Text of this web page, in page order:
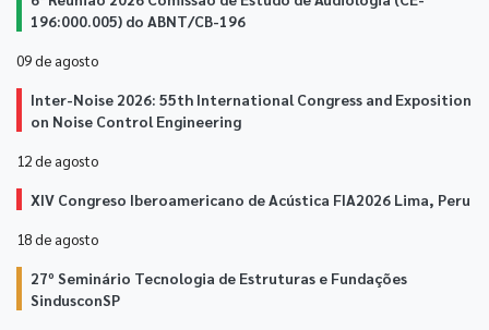
196:000.005) do ABNT/CB-196
09 de agosto
Inter-Noise 2026: 55th International Congress and Exposition
on Noise Control Engineering
12 de agosto
XIV Congreso Iberoamericano de Acústica FIA2026 Lima, Peru
18 de agosto
27º Seminário Tecnologia de Estruturas e Fundações
SindusconSP